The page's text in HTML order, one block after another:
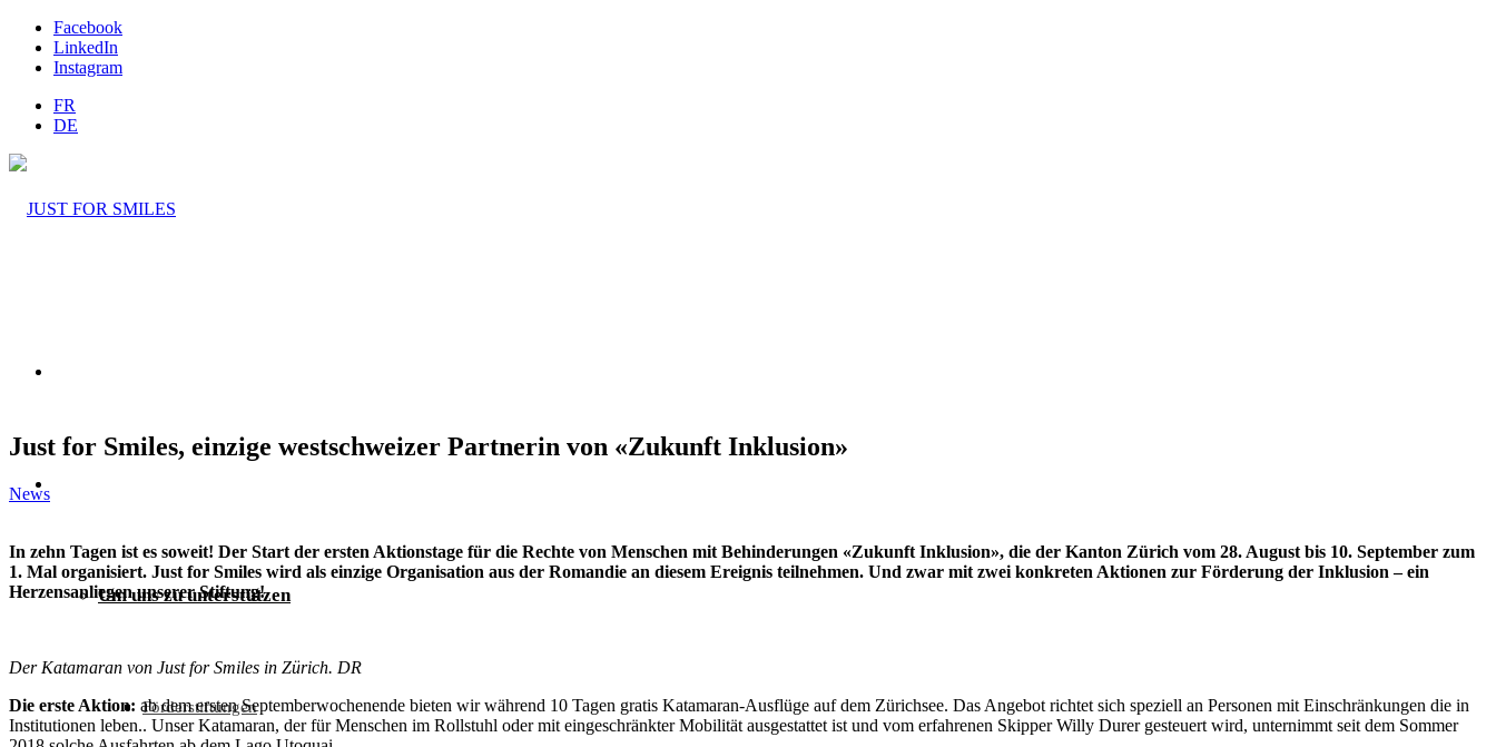
Facebook
LinkedIn
Instagram
FR
DE
Um uns zu unterstützen
Förderstiftungen
Just for Smiles, einzige westschweizer Partnerin von «Zukunft Inklusion»
News
In zehn Tagen ist es soweit! Der Start der ersten Aktionstage für die Rechte von Menschen mit Behinderungen «Zukunft Inklusion», die der Kanton Zürich vom 28. August bis 10. September zum
1. Mal organisiert. Just for Smiles wird als einzige Organisation aus der Romandie an diesem Ereignis teilnehmen. Und zwar mit zwei konkreten Aktionen zur Förderung der Inklusion – ein
Herzensanliegen unserer Stiftung!
Der Katamaran von Just for Smiles in Zürich. DR
Die erste Aktion: ab dem ersten Septemberwochenende bieten wir während 10 Tagen gratis Katamaran-Ausflüge auf dem Zürichsee. Das Angebot richtet sich speziell an Personen mit Einschränkungen die in
Institutionen leben.. Unser Katamaran, der für Menschen im Rollstuhl oder mit eingeschränkter Mobilität ausgestattet ist und vom erfahrenen Skipper Willy Durer gesteuert wird, unternimmt seit dem Sommer